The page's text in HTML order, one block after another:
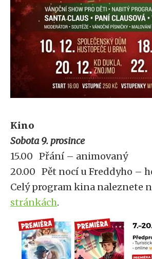
Kino
Sobota 9. prosince
15.00 Přání – animovaný
20.00 Pět nocí u Freddyho –
Celý program kina naleznete
stránkách.